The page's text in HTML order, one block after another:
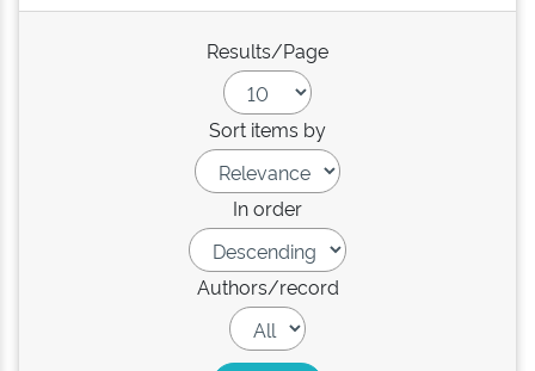
Results/Page
Sort items by
In order
Authors/record